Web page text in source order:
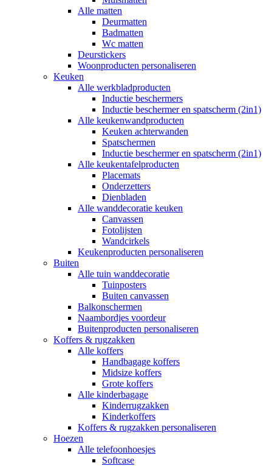
Alle matten
Deurmatten
Badmatten
Wc matten
Deurstickers
Woonproducten personaliseren
Keuken
Alle werkbladproducten
Inductie beschermers
Inductie beschermer en spatscherm (2in1)
Alle keukenwandproducten
Keuken achterwanden
Spatschermen
Inductie beschermer en spatscherm (2in1)
Alle keukentafelproducten
Placemats
Onderzetters
Dienbladen
Alle wanddecoratie keuken
Canvassen
Fotolijsten
Wandcirkels
Keukenproducten personaliseren
Buiten
Alle tuin wanddecoratie
Tuinposters
Buiten canvassen
Balkonschermen
Naambordjes voordeur
Buitenproducten personaliseren
Koffers & rugzakken
Alle koffers
Handbagage koffers
Midsize koffers
Grote koffers
Alle kinderbagage
Kinderrugzakken
Kinderkoffers
Koffers & rugzakken personaliseren
Hoezen
Alle telefoonhoesjes
Softcase